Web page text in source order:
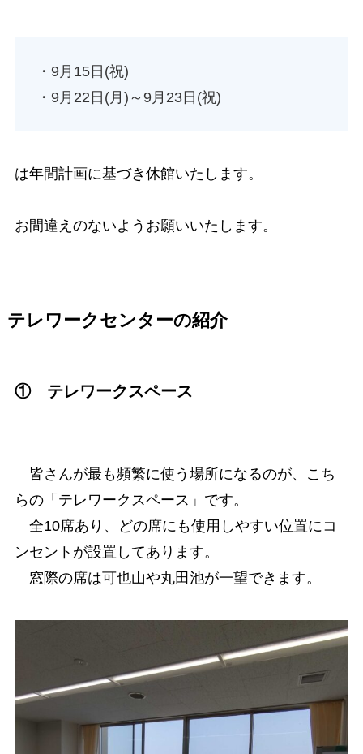
・9月15日(祝)
・9月22日(月)～9月23日(祝)
は年間計画に基づき休館いたします。
お間違えのないようお願いいたします。
テレワークセンターの紹介
① テレワークスペース
皆さんが最も頻繁に使う場所になるのが、こち
らの「テレワークスペース」です。
全10席あり、どの席にも使用しやすい位置にコ
ンセントが設置してあります。
窓際の席は可也山や丸田池が一望できます。